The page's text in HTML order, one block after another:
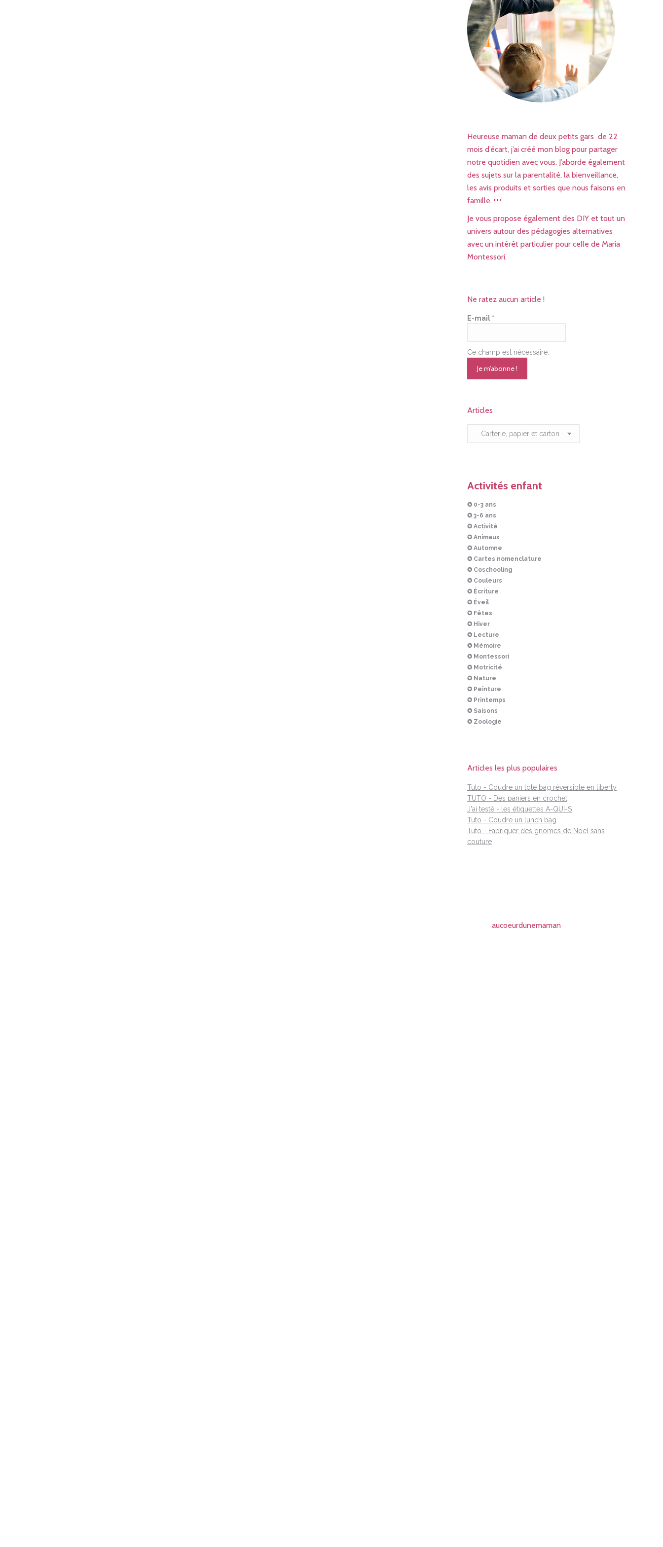
Heureuse maman de deux petits gars de 22
mois d’écart, j’ai créé mon blog pour partager
notre quotidien avec vous. J’aborde également
des sujets sur la parentalité, la bienveillance,
les avis produits et sorties que nous faisons en
famille. 
Je vous propose également des DIY et tout un
univers autour des pédagogies alternatives
avec un intérêt particulier pour celle de Maria
Montessori.
Ne ratez aucun article !
E-mail *
Ce champ est nécessaire.
Articles
Articles
Activités enfant
✪ 0-3 ans
✪ 3-6 ans
✪ Activité
✪ Animaux
✪ Automne
✪ Cartes nomenclature
✪ Coschooling
✪ Couleurs
✪ Écriture
✪ Éveil
✪ Fêtes
✪ Hiver
✪ Lecture
✪ Mémoire
✪ Montessori
✪ Motricité
✪ Nature
✪ Peinture
✪ Printemps
✪ Saisons
✪ Zoologie
Articles les plus populaires
Tuto - Coudre un tote bag réversible en liberty
TUTO - Des paniers en crochet
J'ai testé - les étiquettes A-QUI-S
Tuto - Coudre un lunch bag
Tuto - Fabriquer des gnomes de Noël sans
couture
aucoeurdunemaman